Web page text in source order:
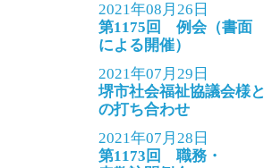
2021年08月26日
第1175回 例会（書面
による開催）
2021年07月29日
堺市社会福祉協議会様と
の打ち合わせ
2021年07月28日
第1173回 職務・